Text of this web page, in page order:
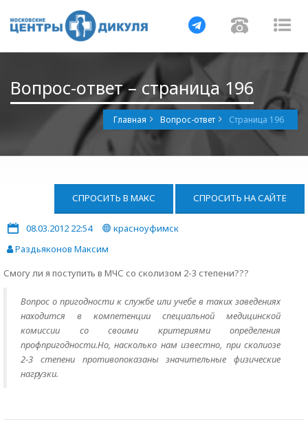
Навигация
Вопрос-ответ – страница 196
Главная Вопрос-ответ Страница 196
СПРОСИТЬ В МАКС СПРОСИТЬ НА САЙТЕ
08.03.2012 22:54
красноуфимск
Раздьяконов Максим
Смогу ли я поступить в МЧС со сколизом 2-3 степени???
Вопрос о пригодности к службе или учебе в таких заведениях
находится в компетенции специальной медицинской
комиссии со своими критериями определения
профпригодности.Но, насколько нам известно, при сколиозе
2-3 степени противопоказаны значительные физические
нагрузки.